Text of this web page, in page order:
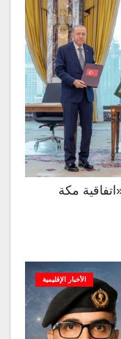
مكة
الأخبار الإقليمية